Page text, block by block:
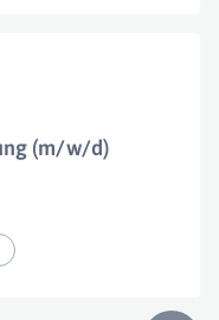
(m/w/d)